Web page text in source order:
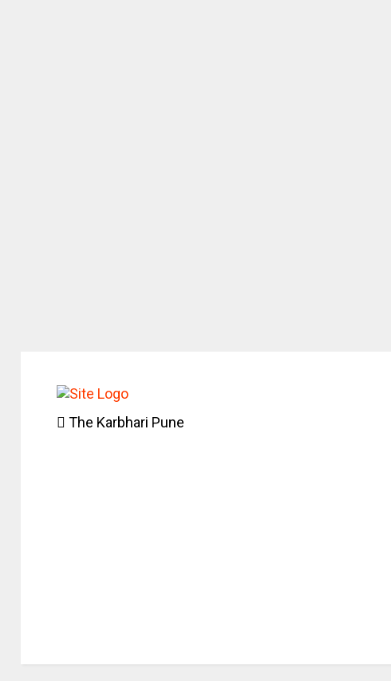
The Karbhari Pune